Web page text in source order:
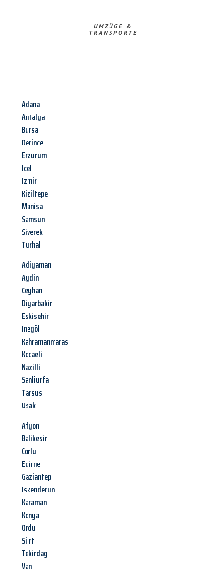
UMZÜGE &
TRANSPORTE
Adana
Antalya
Bursa
Derince
Erzurum
Icel
Izmir
Kiziltepe
Manisa
Samsun
Siverek
Turhal
Adiyaman
Aydin
Ceyhan
Diyarbakir
Eskisehir
Inegöl
Kahramanmaras
Kocaeli
Nazilli
Sanliurfa
Tarsus
Usak
Afyon
Balikesir
Corlu
Edirne
Gaziantep
Iskenderun
Karaman
Konya
Ordu
Siirt
Tekirdag
Van